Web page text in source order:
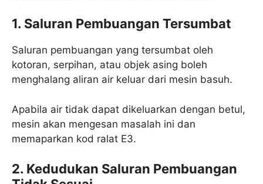
1. Saluran Pembuangan Tersumbat
Saluran pembuangan yang tersumbat oleh
kotoran, serpihan, atau objek asing boleh
menghalang aliran air keluar dari mesin basuh.
Apabila air tidak dapat dikeluarkan dengan betul,
mesin akan mengesan masalah ini dan
memaparkan kod ralat E3.
2. Kedudukan Saluran Pembuangan